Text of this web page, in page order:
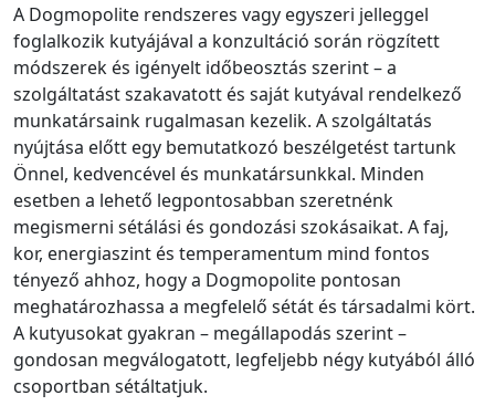
A Dogmopolite rendszeres vagy egyszeri jelleggel
foglalkozik kutyájával a konzultáció során rögzített
módszerek és igényelt időbeosztás szerint – a
szolgáltatást szakavatott és saját kutyával rendelkező
munkatársaink rugalmasan kezelik. A szolgáltatás
nyújtása előtt egy bemutatkozó beszélgetést tartunk
Önnel, kedvencével és munkatársunkkal. Minden
esetben a lehető legpontosabban szeretnénk
megismerni sétálási és gondozási szokásaikat. A faj,
kor, energiaszint és temperamentum mind fontos
tényező ahhoz, hogy a Dogmopolite pontosan
meghatározhassa a megfelelő sétát és társadalmi kört.
A kutyusokat gyakran – megállapodás szerint –
gondosan megválogatott, legfeljebb négy kutyából álló
csoportban sétáltatjuk.